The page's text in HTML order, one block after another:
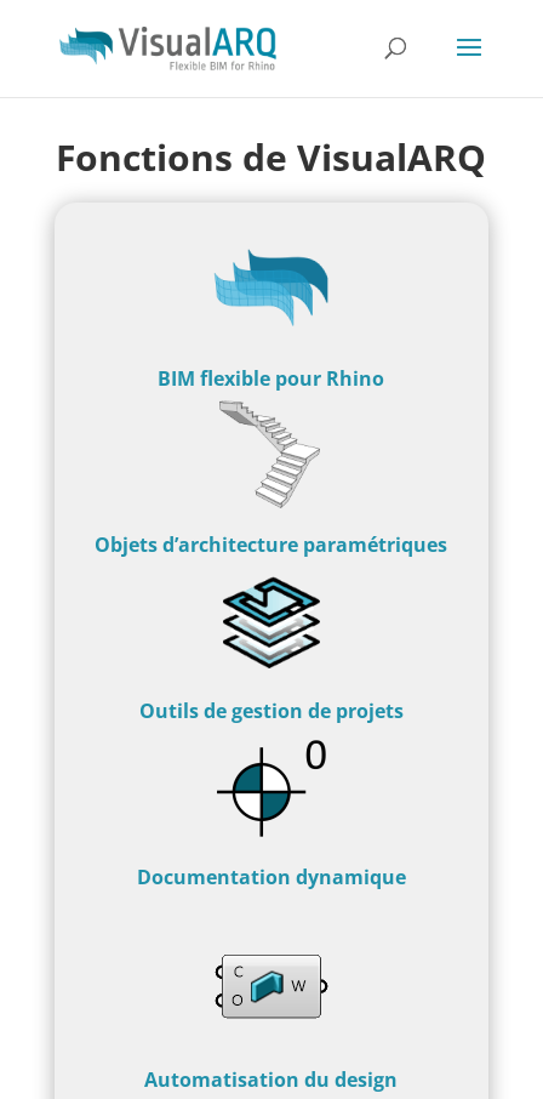
Fonctions de VisualARQ
BIM flexible pour Rhino
Objets d’architecture paramétriques
Outils de gestion de projets
Documentation dynamique
Automatisation du design